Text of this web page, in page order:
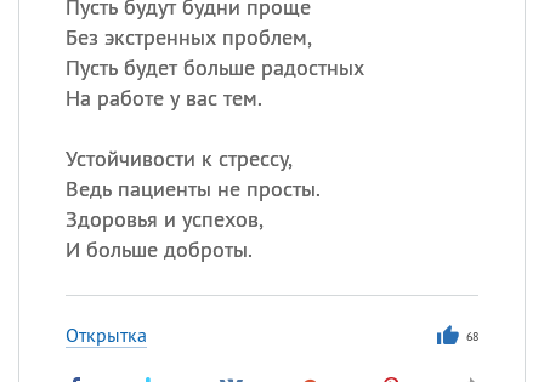
Пусть будут будни проще
Без экстренных проблем,
Пусть будет больше радостных
На работе у вас тем.
Устойчивости к стрессу,
Ведь пациенты не просты.
Здоровья и успехов,
И больше доброты.
Открытка 68